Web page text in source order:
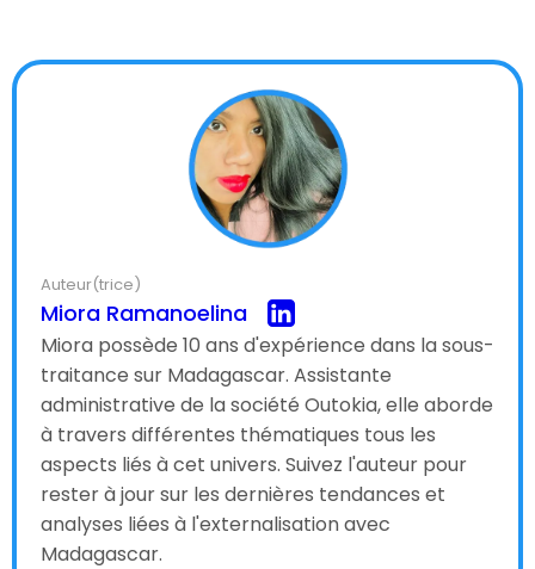
Auteur(trice)
Miora Ramanoelina
Miora possède 10 ans d'expérience dans la sous-
traitance sur Madagascar. Assistante
administrative de la société Outokia, elle aborde
à travers différentes thématiques tous les
aspects liés à cet univers. Suivez l'auteur pour
rester à jour sur les dernières tendances et
analyses liées à l'externalisation avec
Madagascar.